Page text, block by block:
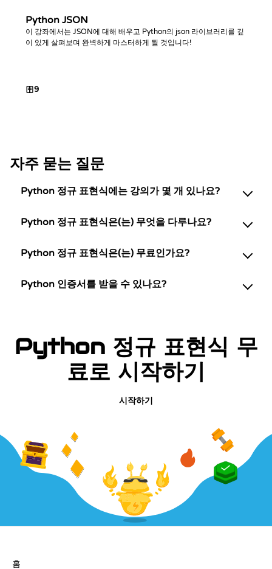
Python JSON
이 강좌에서는 JSON에 대해 배우고 Python의 json 라이브러리를 깊
이 있게 살펴보며 완벽하게 마스터하게 될 것입니다!
9
자주 묻는 질문
Python 정규 표현식에는 강의가 몇 개 있나요?
Python 정규 표현식은(는) 무엇을 다루나요?
Python 정규 표현식은(는) 무료인가요?
Python 인증서를 받을 수 있나요?
Python 정규 표현식 무
료로 시작하기
시작하기
홈